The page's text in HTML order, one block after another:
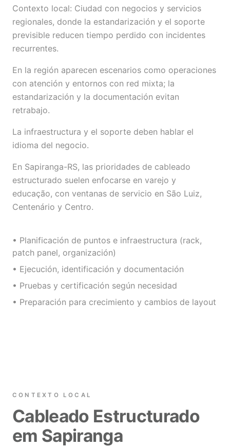
Contexto local: Ciudad con negocios y servicios
regionales, donde la estandarización y el soporte
previsible reducen tiempo perdido con incidentes
recurrentes.
En la región aparecen escenarios como operaciones
con atención y entornos con red mixta; la
estandarización y la documentación evitan
retrabajo.
La infraestructura y el soporte deben hablar el
idioma del negocio.
En Sapiranga-RS, las prioridades de cableado
estructurado suelen enfocarse en varejo y
educação, con ventanas de servicio en São Luiz,
Centenário y Centro.
• Planificación de puntos e infraestructura (rack,
patch panel, organización)
• Ejecución, identificación y documentación
• Pruebas y certificación según necesidad
• Preparación para crecimiento y cambios de layout
CONTEXTO LOCAL
Cableado Estructurado
em Sapiranga